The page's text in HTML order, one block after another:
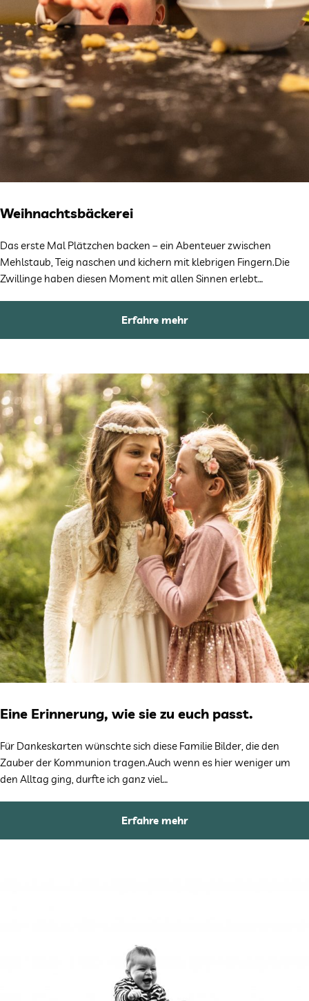
Weihnachtsbäckerei
Das erste Mal Plätzchen backen – ein Abenteuer zwischen
Mehlstaub, Teig naschen und kichern mit klebrigen Fingern.Die
Zwillinge haben diesen Moment mit allen Sinnen erlebt…
Erfahre mehr
Eine Erinnerung, wie sie zu euch passt.
Für Dankeskarten wünschte sich diese Familie Bilder, die den
Zauber der Kommunion tragen.Auch wenn es hier weniger um
den Alltag ging, durfte ich ganz viel…
Erfahre mehr